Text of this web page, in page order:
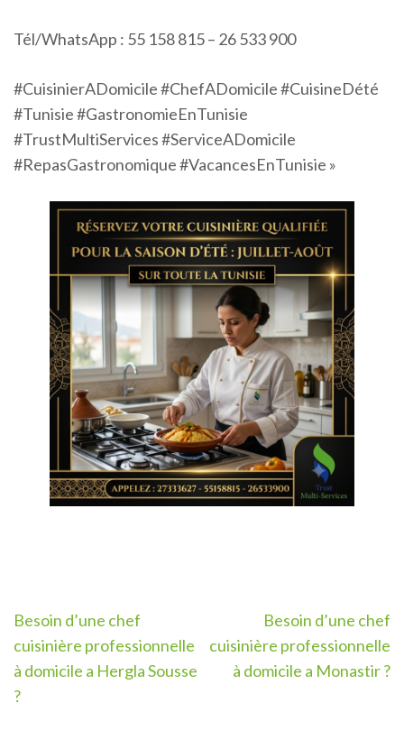
Tél/WhatsApp : 55 158 815 – 26 533 900
#CuisinierADomicile #ChefADomicile #CuisineDété
#Tunisie #GastronomieEnTunisie
#TrustMultiServices #ServiceADomicile
#RepasGastronomique #VacancesEnTunisie »
Navigation
de
l’article
Besoin d’une chef
cuisinière professionnelle
à domicile a Hergla Sousse
?
Besoin d’une chef
cuisinière professionnelle
à domicile a Monastir ?